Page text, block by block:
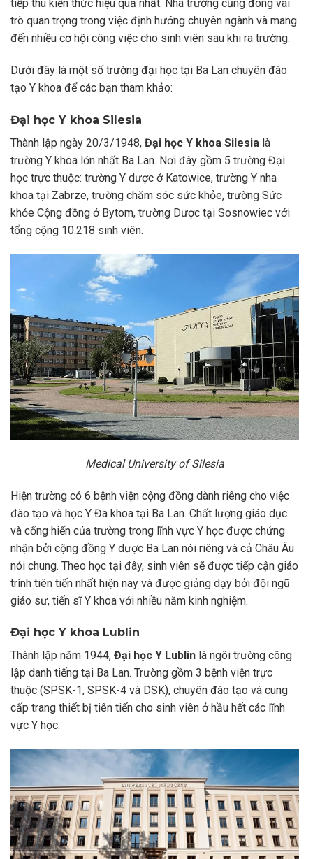
tiếp thu kiến thức hiệu quả nhất. Nhà trường cũng đóng vai
trò quan trọng trong việc định hướng chuyên ngành và mang
đến nhiều cơ hội công việc cho sinh viên sau khi ra trường.
Dưới đây là một số trường đại học tại Ba Lan chuyên đào
tạo Y khoa để các bạn tham khảo:
Đại học Y khoa Silesia
Thành lập ngày 20/3/1948, Đại học Y khoa Silesia là
trường Y khoa lớn nhất Ba Lan. Nơi đây gồm 5 trường Đại
học trực thuộc: trường Y dược ở Katowice, trường Y nha
khoa tại Zabrze, trường chăm sóc sức khỏe, trường Sức
khỏe Cộng đồng ở Bytom, trường Dược tại Sosnowiec với
tổng cộng 10.218 sinh viên.
Medical University of Silesia
Hiện trường có 6 bệnh viện cộng đồng dành riêng cho việc
đào tạo và học Y Đa khoa tại Ba Lan. Chất lượng giáo dục
và cống hiến của trường trong lĩnh vực Y học được chứng
nhận bởi cộng đồng Y dược Ba Lan nói riêng và cả Châu Âu
nói chung. Theo học tại đây, sinh viên sẽ được tiếp cận giáo
trình tiên tiến nhất hiện nay và được giảng dạy bởi đội ngũ
giáo sư, tiến sĩ Y khoa với nhiều năm kinh nghiệm.
Đại học Y khoa Lublin
Thành lập năm 1944, Đại học Y Lublin là ngôi trường công
lập danh tiếng tại Ba Lan. Trường gồm 3 bệnh viện trực
thuộc (SPSK-1, SPSK-4 và DSK), chuyên đào tạo và cung
cấp trang thiết bị tiên tiến cho sinh viên ở hầu hết các lĩnh
vực Y học.